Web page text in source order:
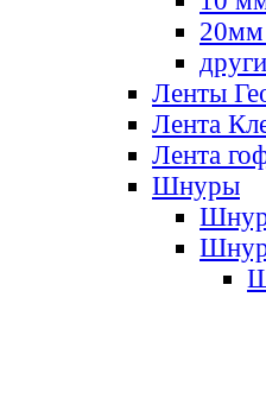
20мм
Ленты
Лента
Лента
Шнуры